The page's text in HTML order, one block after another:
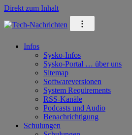
Direkt zum Inhalt
⁝
Infos
Sysko-Infos
Sysko-Portal … über uns
Sitemap
Softwareversionen
System Requirements
RSS-Kanäle
Podcasts und Audio
Benachrichtigung
Schulungen